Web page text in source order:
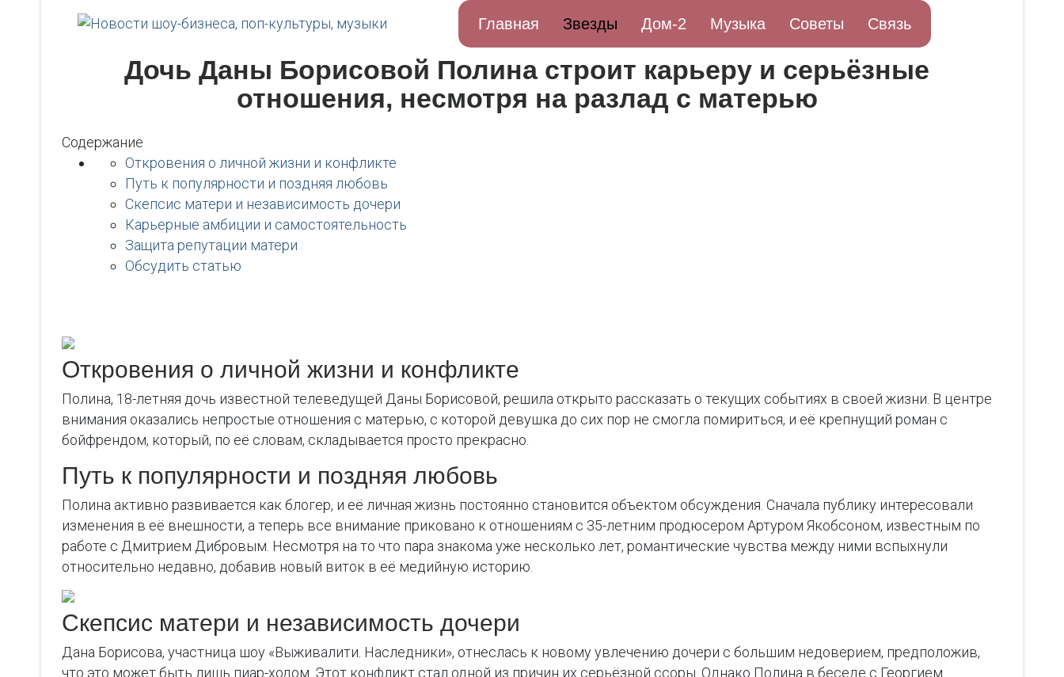
Главная Звезды Дом-2 Музыка Советы Связь
Дочь Даны Борисовой Полина строит карьеру и серьёзные
отношения, несмотря на разлад с матерью
Содержание
Откровения о личной жизни и конфликте
Путь к популярности и поздняя любовь
Скепсис матери и независимость дочери
Карьерные амбиции и самостоятельность
Защита репутации матери
Обсудить статью
Откровения о личной жизни и конфликте
Полина, 18-летняя дочь известной телеведущей Даны Борисовой, решила открыто рассказать о текущих событиях в своей жизни. В центре
внимания оказались непростые отношения с матерью, с которой девушка до сих пор не смогла помириться, и её крепнущий роман с
бойфрендом, который, по её словам, складывается просто прекрасно.
Путь к популярности и поздняя любовь
Полина активно развивается как блогер, и её личная жизнь постоянно становится объектом обсуждения. Сначала публику интересовали
изменения в её внешности, а теперь все внимание приковано к отношениям с 35-летним продюсером Артуром Якобсоном, известным по
работе с Дмитрием Дибровым. Несмотря на то что пара знакома уже несколько лет, романтические чувства между ними вспыхнули
относительно недавно, добавив новый виток в её медийную историю.
Скепсис матери и независимость дочери
Дана Борисова, участница шоу «Выживалити. Наследники», отнеслась к новому увлечению дочери с большим недоверием, предположив,
что это может быть лишь пиар-ходом. Этот конфликт стал одной из причин их серьёзной ссоры. Однако Полина в беседе с Георгием